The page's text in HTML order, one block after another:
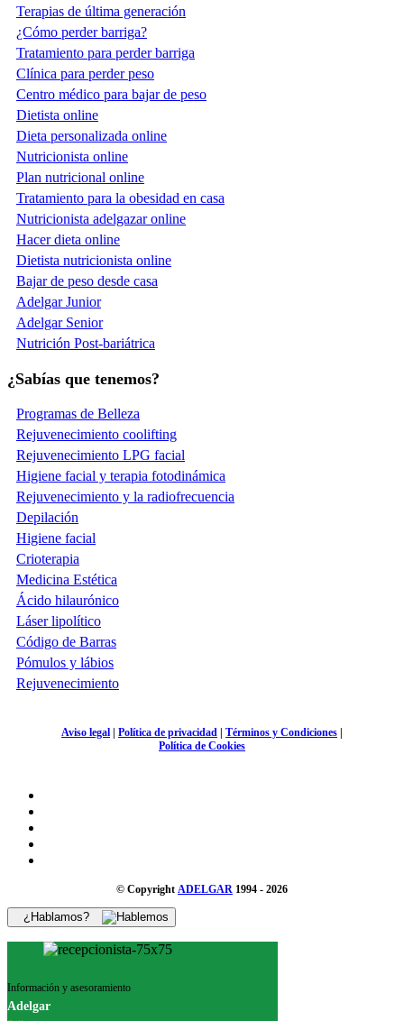
Terapias de última generación
¿Cómo perder barriga?
Tratamiento para perder barriga
Clínica para perder peso
Centro médico para bajar de peso
Dietista online
Dieta personalizada online
Nutricionista online
Plan nutricional online
Tratamiento para la obesidad en casa
Nutricionista adelgazar online
Hacer dieta online
Dietista nutricionista online
Bajar de peso desde casa
Adelgar Junior
Adelgar Senior
Nutrición Post-bariátrica
¿Sabías que tenemos?
Programas de Belleza
Rejuvenecimiento coolifting
Rejuvenecimiento LPG facial
Higiene facial y terapia fotodinámica
Rejuvenecimiento y la radiofrecuencia
Depilación
Higiene facial
Crioterapia
Medicina Estética
Ácido hilaurónico
Láser lipolítico
Código de Barras
Pómulos y lábios
Rejuvenecimiento
Aviso legal | Política de privacidad | Términos y Condiciones |
Política de Cookies
© Copyright ADELGAR 1994 - 2026
¿Hablamos?
Información y asesoramiento
Adelgar